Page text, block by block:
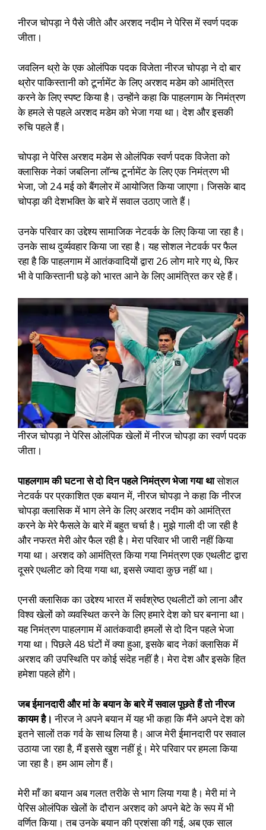
नीरज चोपड़ा ने पैसे जीते और अरशद नदीम ने पेरिस में स्वर्ण पदक
जीता।
जवलिन थ्रो के एक ओलंपिक पदक विजेता नीरज चोपड़ा ने दो बार
थ्रोर पाकिस्तानी को टूर्नामेंट के लिए अरशद मडेम को आमंत्रित
करने के लिए स्पष्ट किया है। उन्होंने कहा कि पाहलगाम के निमंत्रण
के हमले से पहले अरशद मडेम को भेजा गया था। देश और इसकी
रुचि पहले हैं।
चोपड़ा ने पेरिस अरशद मडेम से ओलंपिक स्वर्ण पदक विजेता को
क्लासिक नेकां जबलिना लॉन्च टूर्नामेंट के लिए एक निमंत्रण भी
भेजा, जो 24 मई को बैंगलोर में आयोजित किया जाएगा। जिसके बाद
चोपड़ा की देशभक्ति के बारे में सवाल उठाए जाते हैं।
उनके परिवार का उद्देश्य सामाजिक नेटवर्क के लिए किया जा रहा है।
उनके साथ दुर्व्यवहार किया जा रहा है। यह सोशल नेटवर्क पर फैल
रहा है कि पाहलगाम में आतंकवादियों द्वारा 26 लोग मारे गए थे, फिर
भी वे पाकिस्तानी घड़े को भारत आने के लिए आमंत्रित कर रहे हैं।
नीरज चोपड़ा ने पेरिस ओलंपिक खेलों में नीरज चोपड़ा का स्वर्ण पदक
जीता।
पाहलगाम की घटना से दो दिन पहले निमंत्रण भेजा गया थासोशल
नेटवर्क पर प्रकाशित एक बयान में, नीरज चोपड़ा ने कहा कि नीरज
चोपड़ा क्लासिक में भाग लेने के लिए अरशद नदीम को आमंत्रित
करने के मेरे फैसले के बारे में बहुत चर्चा है। मुझे गाली दी जा रही है
और नफरत मेरी ओर फैल रही है। मेरा परिवार भी जारी नहीं किया
गया था। अरशद को आमंत्रित किया गया निमंत्रण एक एथलीट द्वारा
दूसरे एथलीट को दिया गया था, इससे ज्यादा कुछ नहीं था।
एनसी क्लासिक का उद्देश्य भारत में सर्वश्रेष्ठ एथलीटों को लाना और
विश्व खेलों को व्यवस्थित करने के लिए हमारे देश को घर बनाना था।
यह निमंत्रण पाहलगाम में आतंकवादी हमलों से दो दिन पहले भेजा
गया था। पिछले 48 घंटों में क्या हुआ, इसके बाद नेकां क्लासिक में
अरशद की उपस्थिति पर कोई संदेह नहीं है। मेरा देश और इसके हित
हमेशा पहले होंगे।
जब ईमानदारी और मां के बयान के बारे में सवाल पूछते हैं तो नीरज
कायम है। नीरज ने अपने बयान में यह भी कहा कि मैंने अपने देश को
इतने सालों तक गर्व के साथ लिया है। आज मेरी ईमानदारी पर सवाल
उठाया जा रहा है, मैं इससे खुश नहीं हूं। मेरे परिवार पर हमला किया
जा रहा है। हम आम लोग हैं।
मेरी माँ का बयान अब गलत तरीके से भाग लिया गया है। मेरी मां ने
पेरिस ओलंपिक खेलों के दौरान अरशद को अपने बेटे के रूप में भी
वर्णित किया। तब उनके बयान की प्रशंसा की गई, अब एक साल